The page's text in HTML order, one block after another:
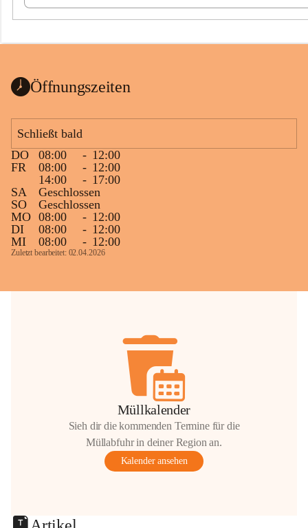
e
a
Öffnungszeiten
Schließt bald
DO
08:00 - 12:00
FR
08:00 - 12:00
14:00
- 17:00
SA
Geschlossen
SO
Geschlossen
MO 08:00 - 12:00
DI
08:00 - 12:00
MI
08:00 - 12:00
Zuletzt bearbeitet: 02.04.2026
Müllkalender
Sieh dir die kommenden Termine für die
Müllabfuhr in deiner Region an.
Kalender ansehen